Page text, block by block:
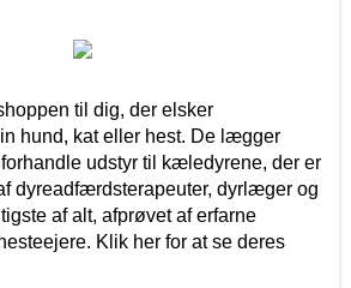
til dig, der elsker
hund, kat eller hest. De lægger
udstyr til kæledyrene, der er
dyreadfærdsterapeuter, dyrlæger og
af alt, afprøvet af erfarne
Klik her for at se deres